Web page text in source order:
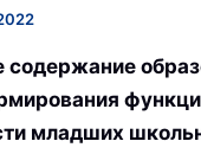
содержание
младших